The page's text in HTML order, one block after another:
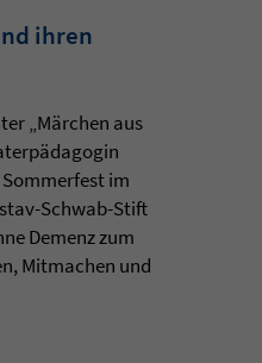
ihren
„Märchen aus
im
Schwab-Stift
Demenz zum
Mitmachen und